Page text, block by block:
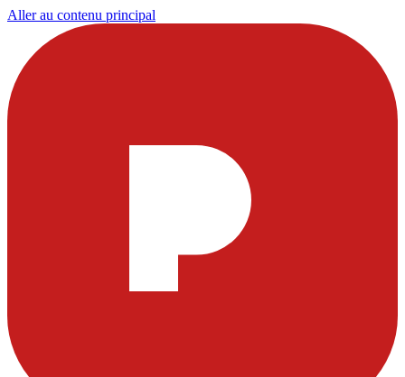
Aller au contenu principal